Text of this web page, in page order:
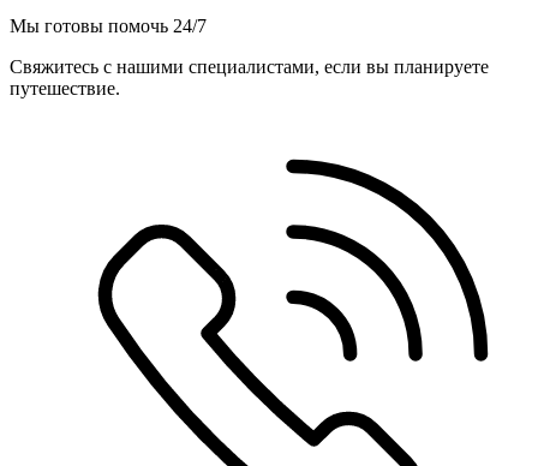
Мы готовы помочь 24/7
Свяжитесь с нашими специалистами, если вы планируете
путешествие.